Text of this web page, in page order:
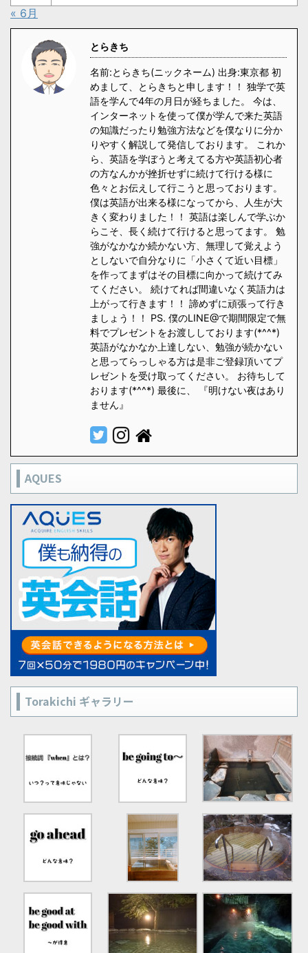
« 6月
とらきち
名前:とらきち(ニックネーム) 出身:東京都 初
めまして、とらきちと申します！！ 独学で英
語を学んで4年の月日が経ちました。 今は、
インターネットを使って僕が学んで来た英語
の知識だったり勉強方法などを僕なりに分か
りやすく解説して発信しております。 これか
ら、英語を学ぼうと考えてる方や英語初心者
の方なんかが挫折せずに続けて行ける様に
色々とお伝えして行こうと思っております。
僕は英語が出来る様になってから、人生が大
きく変わりました！！ 英語は楽しんで学ぶか
らこそ、長く続けて行けると思ってます。 勉
強がなかなか続かない方、無理して覚えよう
としないで自分なりに「小さくて近い目標」
を作ってまずはその目標に向かって続けてみ
てください。 続けてれば間違いなく英語力は
上がって行きます！！ 諦めずに頑張って行き
ましょう！！ PS. 僕のLINE@で期間限定で無
料でプレゼントをお渡ししております(*^^*)
英語がなかなか上達しない、勉強が続かない
と思ってらっしゃる方は是非ご登録頂いてプ
レゼントを受け取ってください。 お待ちして
おります(*^^*) 最後に、 『明けない夜はあり
ません』
AQUES
Torakichi ギャラリー